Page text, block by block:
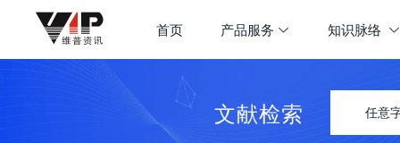
首页 产品服务 知识脉络
文献检索 任意